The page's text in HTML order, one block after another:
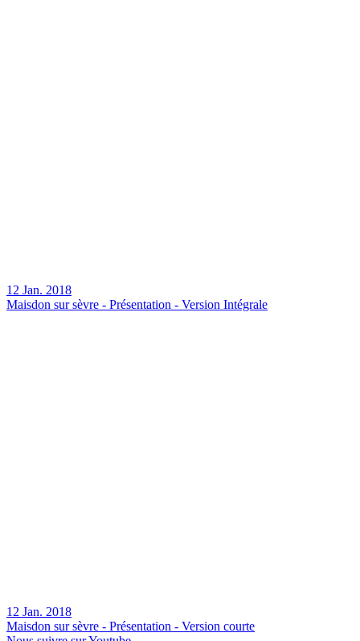
12 Jan. 2018
Maisdon sur sèvre - Présentation - Version Intégrale
12 Jan. 2018
Maisdon sur sèvre - Présentation - Version courte